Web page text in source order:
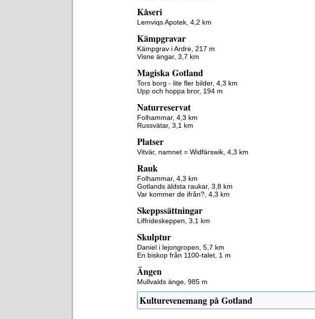
Kåseri
Lemviqs Apotek, 4,2 km
Kämpgravar
Kämpgrav i Ardre, 217 m
Visne ängar, 3,7 km
Magiska Gotland
Tors borg - lite fler bilder, 4,3 km
Upp och hoppa bror, 194 m
Naturreservat
Folhammar, 4,3 km
Russvätar, 3,1 km
Platser
Vitvär, namnet = Widfärswik, 4,3 km
Rauk
Folhammar, 4,3 km
Gotlands äldsta raukar, 3,8 km
Var kommer de ifrån?, 4,3 km
Skeppssättningar
Liffrideskeppen, 3,1 km
Skulptur
Daniel i lejongropen, 5,7 km
En biskop från 1100-talet, 1 m
Ängen
Mullvalds änge, 985 m
Kulturevenemang på Gotland